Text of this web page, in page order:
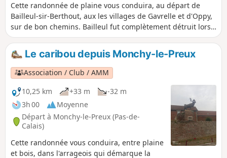
Cette randonnée de plaine vous conduira, au départ de
Bailleul-sir-Berthout, aux les villages de Gavrelle et d'Oppy,
sur de bon chemins. Bailleul fut complètement détruit lors
de la première guerre mondiale. En 1833, le ministre Guizot
fit voter une loi pour que les communes soit dotées d'une
école.Le caribou depuis Monchy-le-Preux
Association / Club / AMM
10,25 km
+33 m
-32 m
3h 00
Moyenne
Départ à Monchy-le-Preux (Pas-de-
Calais)
Cette randonnée vous conduira, entre plaine
et bois, dans l'arrageois qui démarque la